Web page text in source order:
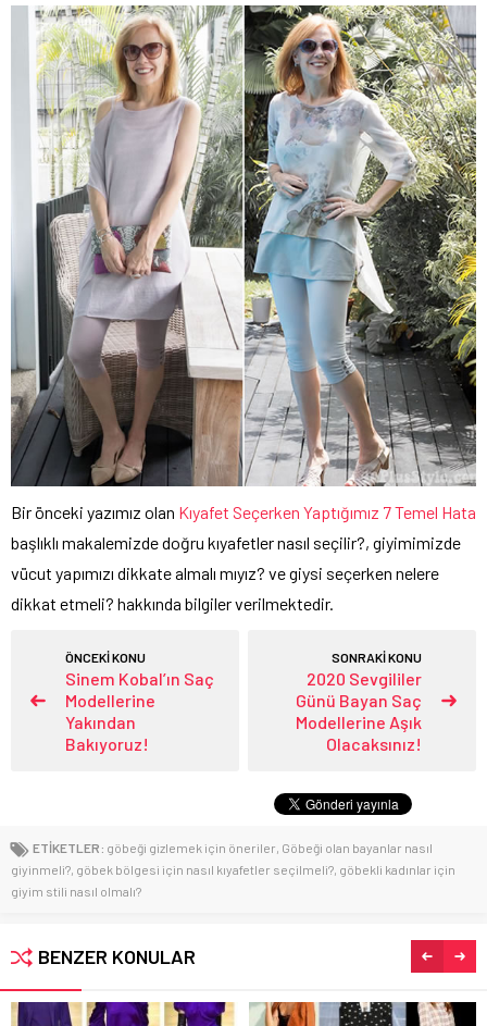
Bir önceki yazımız olan Kıyafet Seçerken Yaptığımız 7 Temel Hata
başlıklı makalemizde doğru kıyafetler nasıl seçilir?, giyimimizde
vücut yapımızı dikkate almalı mıyız? ve giysi seçerken nelere
dikkat etmeli? hakkında bilgiler verilmektedir.
ÖNCEKİ KONU
Sinem Kobal’ın Saç
Modellerine
Yakından
Bakıyoruz!
SONRAKİ KONU
2020 Sevgililer
Günü Bayan Saç
Modellerine Aşık
Olacaksınız!
ETİKETLER: göbeği gizlemek için öneriler Göbeği olan bayanlar nasıl
giyinmeli? göbek bölgesi için nasıl kıyafetler seçilmeli? göbekli kadınlar için
giyim stili nasıl olmalı?
BENZER KONULAR